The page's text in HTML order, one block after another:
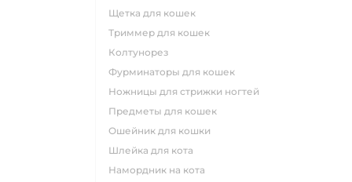
щетка для кошек
триммер для кошек
колтунорез
фурминаторы для кошек
ножницы для стрижки ногтей
предметы для кошек
ошейник для кошки
шлейка для кота
намордник на кота